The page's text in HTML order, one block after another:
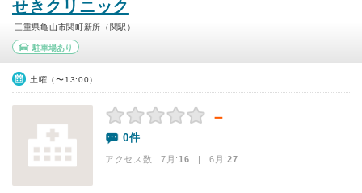
せきクリニック
三重県亀山市関町新所（関駅）
駐車場あり
土曜（〜13:00）
－
0件
アクセス数 7月:16 | 6月:27